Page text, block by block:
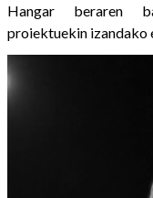
Hangar beraren
proiektuekin izandako